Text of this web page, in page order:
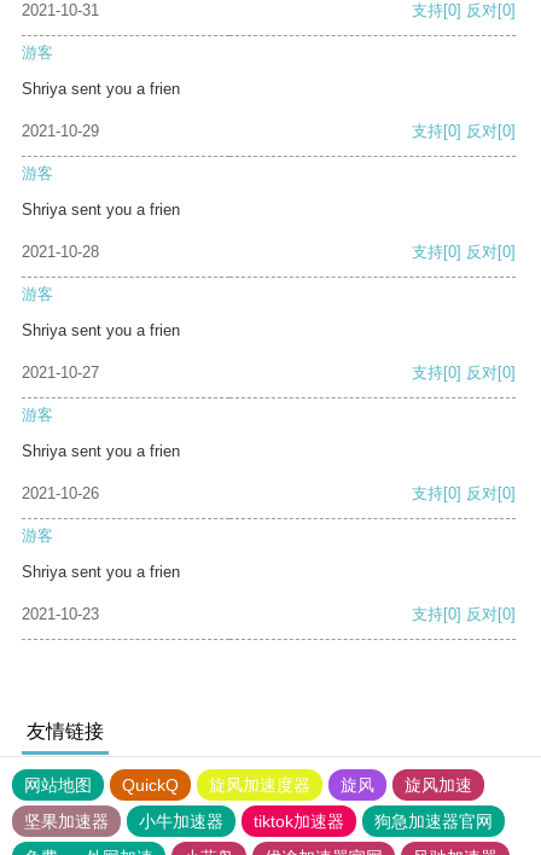
2021-10-31 支持[0] 反对[0]
游客
Shriya sent you a frien
2021-10-29 支持[0] 反对[0]
游客
Shriya sent you a frien
2021-10-28 支持[0] 反对[0]
游客
Shriya sent you a frien
2021-10-27 支持[0] 反对[0]
游客
Shriya sent you a frien
2021-10-26 支持[0] 反对[0]
游客
Shriya sent you a frien
2021-10-23 支持[0] 反对[0]
友情链接
网站地图 QuickQ 旋风加速度器 旋风
旋风加速
坚果加速器
小牛加速器 tiktok加速器
狗急加速器官网